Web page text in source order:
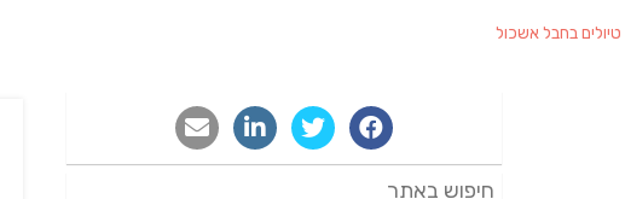
טיולים בחבל אשכול
חיפוש באתר